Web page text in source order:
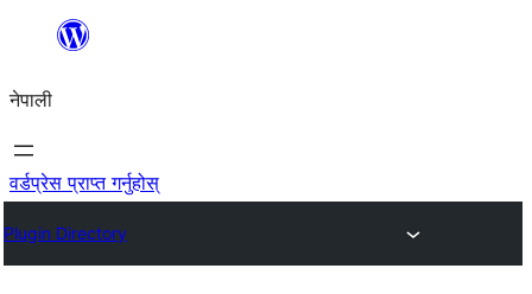
सामग्रीमा
नेपाली
वर्डप्रेस प्राप्त गर्नुहोस्
Plugin Directory